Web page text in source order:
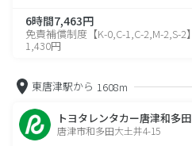
6時間7,463円
免責補償制度【K-0,C-1,C-2,M-2,S-2】
1,430円
東唐津駅から 1608m
トヨタレンタカー唐津和多田
唐津市和多田大土井4-15